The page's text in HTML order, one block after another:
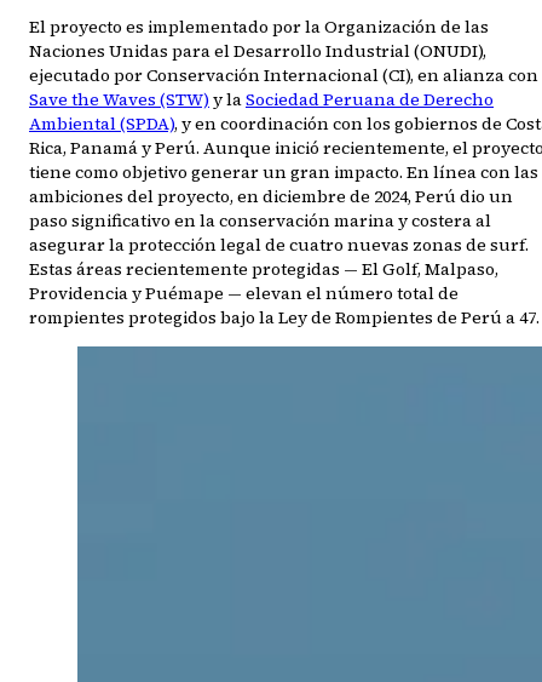
El proyecto es implementado por la Organización de las
Naciones Unidas para el Desarrollo Industrial (ONUDI),
ejecutado por Conservación Internacional (CI), en alianza con
Save the Waves (STW) y laSociedad Peruana de Derecho
Ambiental (SPDA), y en coordinación con los gobiernos de
Rica, Panamá y Perú. Aunque inició recientemente, el
tiene como objetivo generar un gran impacto. En línea con las
ambiciones del proyecto, en diciembre de 2024, Perú dio un
paso significativo en la conservación marina y costera al
asegurar la protección legal de cuatro nuevas zonas de surf.
Estas áreas recientemente protegidas — El Golf, Malpaso,
Providencia y Puémape — elevan el número total de
rompientes protegidos bajo la Ley de Rompientes de Perú a 47.